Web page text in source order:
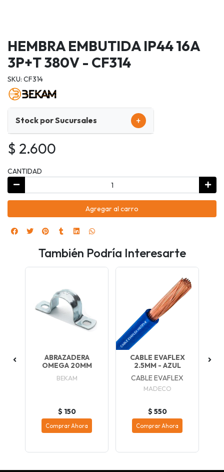
HEMBRA EMBUTIDA IP44 16A
3P+T 380V - CF314
SKU: CF314
Stock por Sucursales +
$ 2.600
CANTIDAD
Agregar al carro
También Podría Interesarte
ABRAZADERA
OMEGA 20MM
BEKAM
$ 150
Comprar Ahora
CABLE EVAFLEX
2.5MM - AZUL
CABLE EVAFLEX
MADECO
$ 550
Comprar Ahora